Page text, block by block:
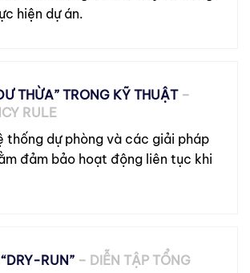
hiện dự án.
THỪA” TRONG KỸ THUẬT–
RULE
thống dự phòng và các giải pháp
đảm bảo hoạt động liên tục khi
RUN” – DIỄN TẬP TỔNG